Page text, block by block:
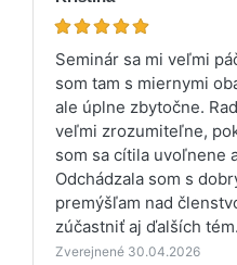
Seminár sa mi veľmi
som tam s miernymi
ale úplne zbytočne.
veľmi zrozumiteľne,
som sa cítila uvoľnene
Odchádzala som s
premýšľam nad
zúčastniť aj ďalších tém.
Zverejnené 30.04.2026